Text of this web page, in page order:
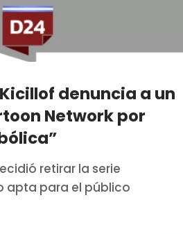
denuncia a un
Network por
retirar la serie
apta para el público